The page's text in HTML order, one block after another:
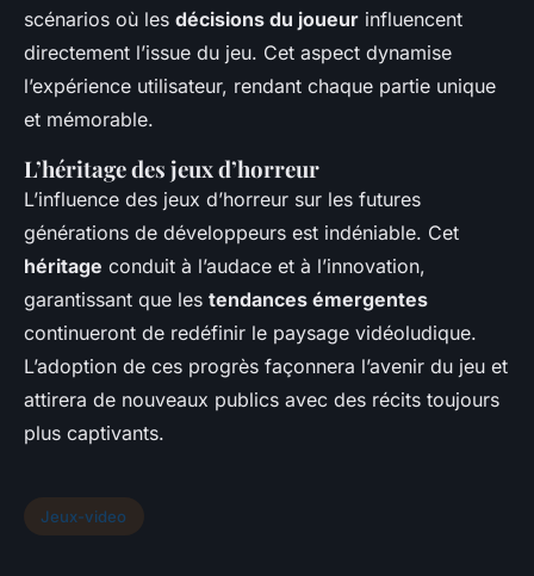
scénarios où les décisions du joueur influencent
directement l’issue du jeu. Cet aspect dynamise
l’expérience utilisateur, rendant chaque partie unique
et mémorable.
L’héritage des jeux d’horreur
L’influence des jeux d’horreur sur les futures
générations de développeurs est indéniable. Cet
héritage conduit à l’audace et à l’innovation,
garantissant que les tendances émergentes
continueront de redéfinir le paysage vidéoludique.
L’adoption de ces progrès façonnera l’avenir du jeu et
attirera de nouveaux publics avec des récits toujours
plus captivants.
Jeux-video